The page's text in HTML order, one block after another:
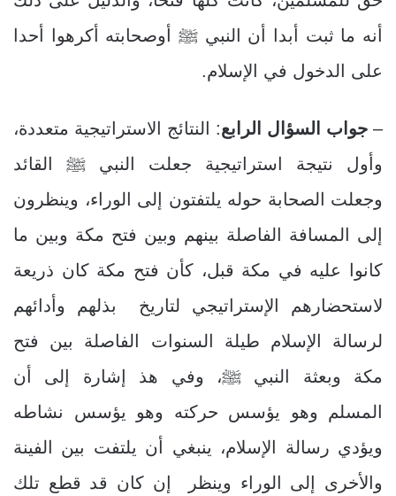
أنه ما ثبت أبدا أن النبي ﷺ أوصحابته أكرهوا أحدا
على الدخول في الإسلام.
– جواب السؤال الرابع: النتائج الاستراتيجية متعددة،
وأول نتيجة استراتيجية جعلت النبي ﷺ القائد
وجعلت الصحابة حوله يلتفتون إلى الوراء، وينظرون
إلى المسافة الفاصلة بينهم وبين فتح مكة وبين ما
كانوا عليه في مكة قبل، كأن فتح مكة كان ذريعة
لاستحضارهم الإستراتيجي لتاريخ بذلهم وأدائهم
لرسالة الإسلام طيلة السنوات الفاصلة بين فتح
مكة وبعثة النبي ﷺ، وفي هذ إشارة إلى أن
المسلم وهو يؤسس حركته وهو يؤسس نشاطه
ويؤدي رسالة الإسلام، ينبغي أن يلتفت بين الفينة
والأخرى إلى الوراء وينظر إن كان قد قطع تلك